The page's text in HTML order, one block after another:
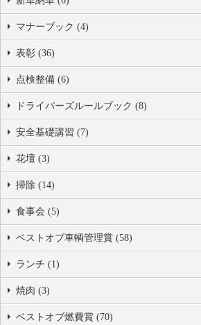
マナーブック (4)
表彰 (36)
点検整備 (6)
ドライバーズルールブック (8)
安全基礎講習 (7)
花壇 (3)
掃除 (14)
食事会 (5)
ベストオブ車輌管理賞 (58)
ランチ (1)
焼肉 (3)
ベストオブ燃費賞 (70)